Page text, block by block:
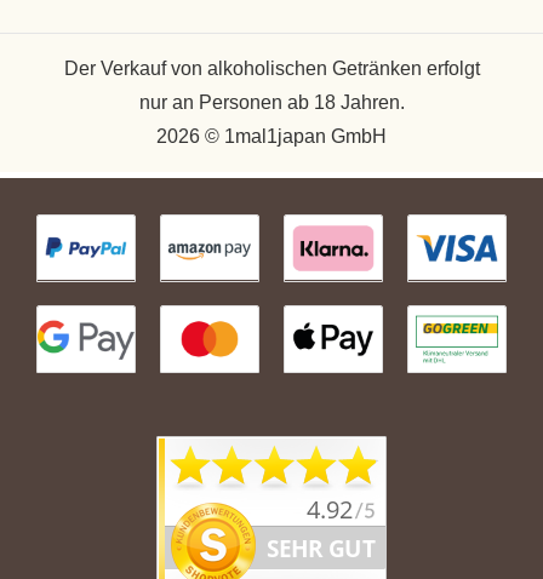
Der Verkauf von alkoholischen Getränken erfolgt
nur an Personen ab 18 Jahren.
2026 © 1mal1japan GmbH